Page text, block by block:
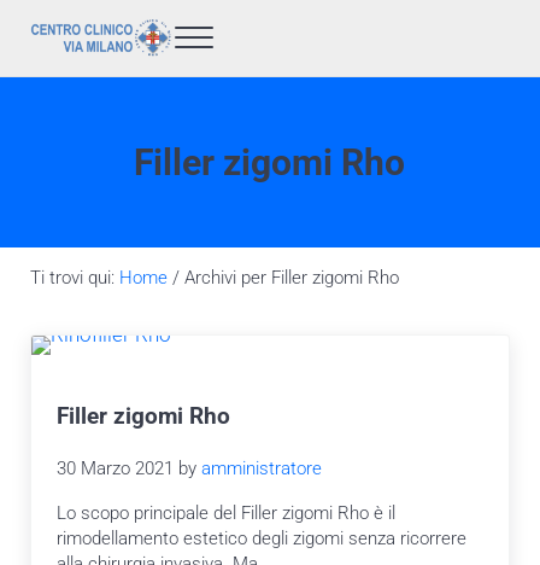
Passa al contenuto principale
Skip to after header navigation
Skip to site footer
Laser Milano : Centro Clinico Via Milano
Centro Laser Rho
Menu
Filler zigomi Rho
Ti trovi qui: Home /Archivi per Filler zigomi Rho
Filler zigomi Rho
30 Marzo 2021 byamministratore
Lo scopo principale del Filler zigomi Rho è il
rimodellamento estetico degli zigomi senza ricorrere